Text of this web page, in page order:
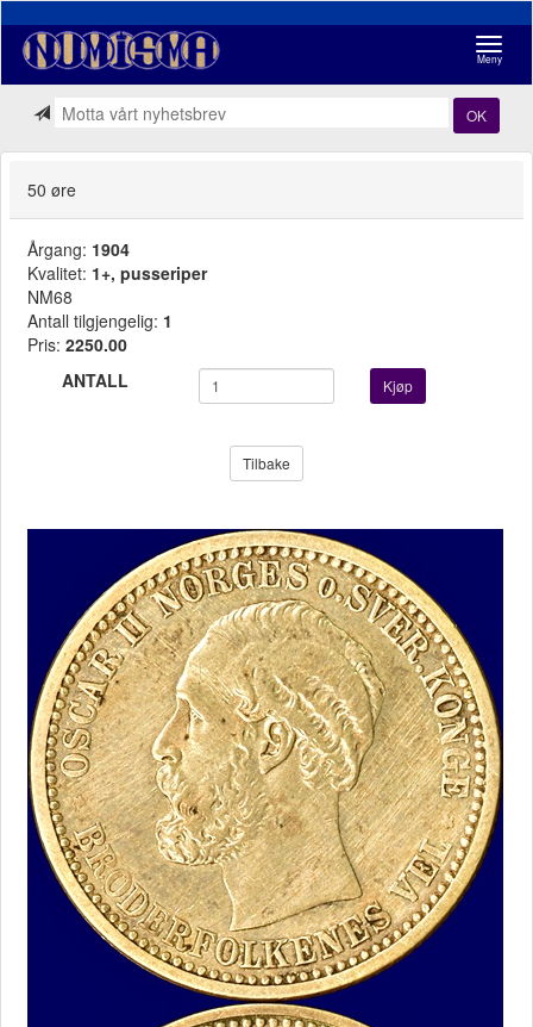
Meny
OK
50 øre
Årgang: 1904
Kvalitet: 1+, pusseriper
NM68
Antall tilgjengelig: 1
Pris: 2250.00
ANTALL
Kjøp
Tilbake